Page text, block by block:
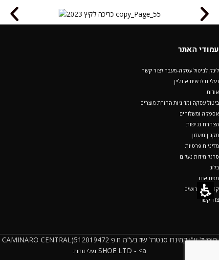
עמודי האתר
לינק לביטול עסקה-מעבר לצור קשר
נעליים לנשים אונליין
אודות
ביטול עסקה ומדיניות החזרת מוצרים
אספקה ומשלוחים
הצהרת נגישות
תקנון מועדון
מדיניות פרטיות
סרגל מידות נעלים
בלוג
מפת אתר
קריירה/ דרושים
צור קשר
מופעל ע"י קמינרו סנטרל שוז בע"מ ח.פ 512019472(CAMINARO CENTRAL
SHOE LTD - <a נעלי נוחות